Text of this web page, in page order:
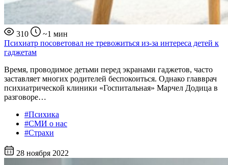
310
~1 мин
Психиатр посоветовал не тревожиться из-за интереса детей к
гаджетам
Время, проводимое детьми перед экранами гаджетов, часто
заставляет многих родителей беспокоиться. Однако главврач
психиатрической клиники «Госпитальная» Марчел Додица в
разговоре…
#Психика
#СМИ о нас
#Страхи
28 ноября 2022